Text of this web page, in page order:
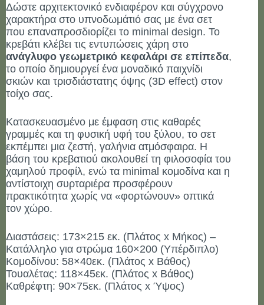
Δώστε αρχιτεκτονικό ενδιαφέρον και σύγχρονο
χαρακτήρα στο υπνοδωμάτιό σας με ένα σετ
που επαναπροσδιορίζει το minimal design. Το
κρεβάτι κλέβει τις εντυπώσεις χάρη στο
ανάγλυφο γεωμετρικό κεφαλάρι σε επίπεδα,
το οποίο δημιουργεί ένα μοναδικό παιχνίδι
σκιών και τρισδιάστατης όψης (3D effect) στον
τοίχο σας.
Κατασκευασμένο με έμφαση στις καθαρές
γραμμές και τη φυσική υφή του ξύλου, το σετ
εκπέμπει μια ζεστή, γαλήνια ατμόσφαιρα. Η
βάση του κρεβατιού ακολουθεί τη φιλοσοφία του
χαμηλού προφίλ, ενώ τα minimal κομοδίνα και η
αντίστοιχη συρταριέρα προσφέρουν
πρακτικότητα χωρίς να «φορτώνουν» οπτικά
τον χώρο.
Διαστάσεις: 173×215 εκ. (Πλάτος x Μήκος) –
Κατάλληλο για στρώμα 160×200 (Υπέρδιπλο)
Κομοδίνου: 58×40εκ. (Πλάτος x Βάθος)
Τουαλέτας: 118×45εκ. (Πλάτος x Βάθος)
Καθρέφτη: 90×75εκ. (Πλάτος x Ύψος)